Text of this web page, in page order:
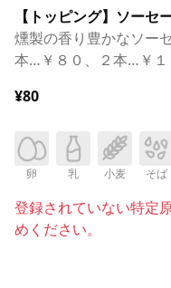
【トッピング】ソー
燻製の香り豊かなソ
本…￥８０、２本…￥１
¥80
卵 乳 小麦 そば
登録されていない特定
めください。